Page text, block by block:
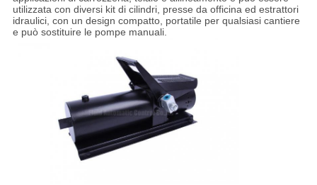
utilizzata con diversi kit di cilindri, presse da officina ed estrattori
idraulici, con un design compatto, portatile per qualsiasi cantiere
e può sostituire le pompe manuali.